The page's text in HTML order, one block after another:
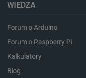
WIEDZA
Forum o Arduino
Forum o Raspberry Pi
Kalkulatory
Blog